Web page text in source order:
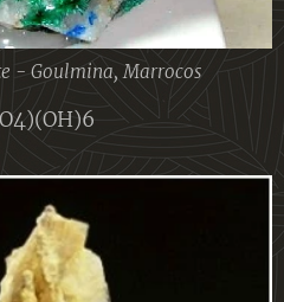
- Goulmina, Marrocos